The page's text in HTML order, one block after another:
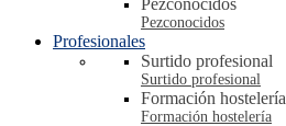
Pezconocidos
Pezconocidos
Profesionales
Surtido profesional
Surtido profesional
Formación hostelería
Formación hostelería